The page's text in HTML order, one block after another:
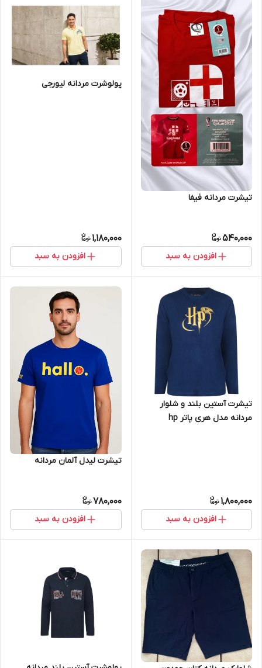
تیشرت مردانه فیفا
540,000
افزودن به سبد
پولوشرت مردانه لیورجی
1,180,000
افزودن به سبد
تیشرت آستین بلند و شلوار
مردانه مدل هری پاتر hp
1,800,000
افزودن به سبد
تیشرت لیدل آلمان مردانه
780,000
افزودن به سبد